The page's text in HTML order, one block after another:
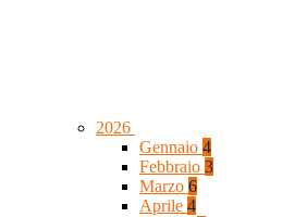
2026
Gennaio 4
Febbraio 3
Marzo 6
Aprile 4